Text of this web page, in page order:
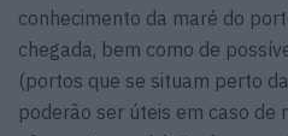
conhecimento da maré do
chegada, bem como de
(portos que se situam perto
poderão ser úteis em caso de